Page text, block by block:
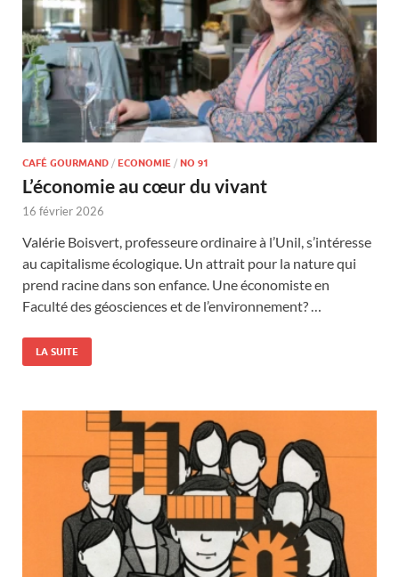
CAFÉ GOURMAND / ECONOMIE / NO 91
L’économie au cœur du vivant
16 février 2026
Valérie Boisvert, professeure ordinaire à l’Unil, s’intéresse
au capitalisme écologique. Un attrait pour la nature qui
prend racine dans son enfance. Une économiste en
Faculté des géosciences et de l’environnement? …
LA SUITE